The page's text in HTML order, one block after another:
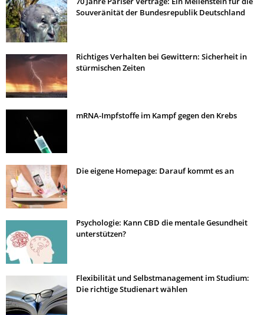
Souveränität der Bundesrepublik Deutschland
Richtiges Verhalten bei Gewittern: Sicherheit in
stürmischen Zeiten
mRNA-Impfstoffe im Kampf gegen den Krebs
Die eigene Homepage: Darauf kommt es an
Psychologie: Kann CBD die mentale Gesundheit
unterstützen?
Flexibilität und Selbstmanagement im Studium:
Die richtige Studienart wählen